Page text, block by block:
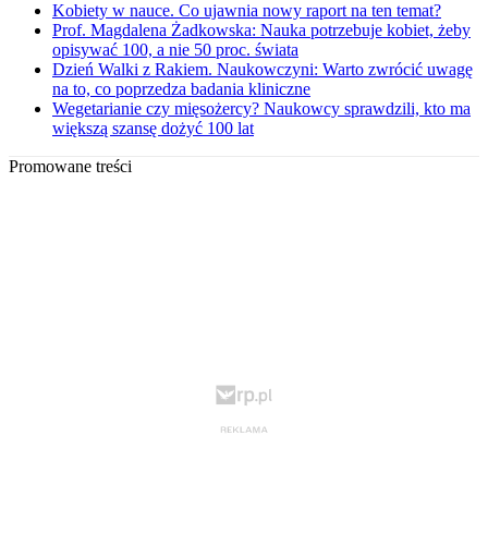
Kobiety w nauce. Co ujawnia nowy raport na ten temat?
Prof. Magdalena Żadkowska: Nauka potrzebuje kobiet, żeby
opisywać 100, a nie 50 proc. świata
Dzień Walki z Rakiem. Naukowczyni: Warto zwrócić uwagę
na to, co poprzedza badania kliniczne
Wegetarianie czy mięsożercy? Naukowcy sprawdzili, kto ma
większą szansę dożyć 100 lat
Promowane treści